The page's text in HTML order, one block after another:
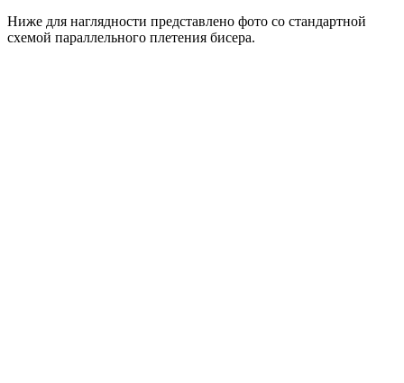
Ниже для наглядности представлено фото со стандартной
схемой параллельного плетения бисера.